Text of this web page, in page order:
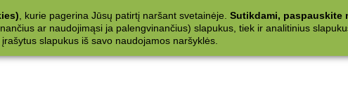
, kurie pagerina Jūsų patirtį naršant svetainėje. Sutikdami, paspauskite
ar naudojimąsi ja palengvinančius) slapukus, tiek ir analitinius
slapukus iš savo naudojamos naršyklės.